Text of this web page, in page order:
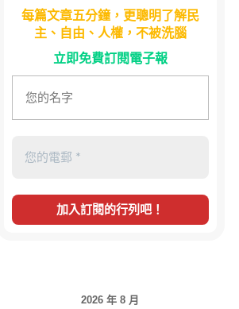
每篇文章五分鐘，更聰明了解民
主、自由、人權，不被洗腦
立即免費訂閱電子報
2026 年 8 月